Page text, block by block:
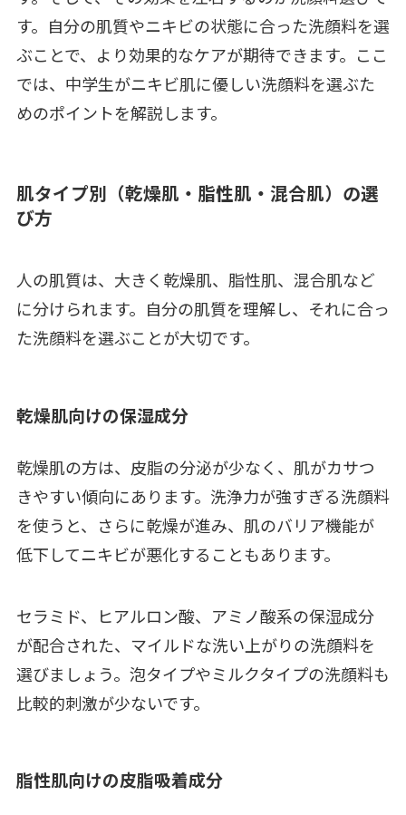
す。自分の肌質やニキビの状態に合った洗顔料を選
ぶことで、より効果的なケアが期待できます。ここ
では、中学生がニキビ肌に優しい洗顔料を選ぶた
めのポイントを解説します。
肌タイプ別（乾燥肌・脂性肌・混合肌）の選
び方
人の肌質は、大きく乾燥肌、脂性肌、混合肌など
に分けられます。自分の肌質を理解し、それに合っ
た洗顔料を選ぶことが大切です。
乾燥肌向けの保湿成分
乾燥肌の方は、皮脂の分泌が少なく、肌がカサつ
きやすい傾向にあります。洗浄力が強すぎる洗顔料
を使うと、さらに乾燥が進み、肌のバリア機能が
低下してニキビが悪化することもあります。
セラミド、ヒアルロン酸、アミノ酸系の保湿成分
が配合された、マイルドな洗い上がりの洗顔料を
選びましょう。泡タイプやミルクタイプの洗顔料も
比較的刺激が少ないです。
脂性肌向けの皮脂吸着成分